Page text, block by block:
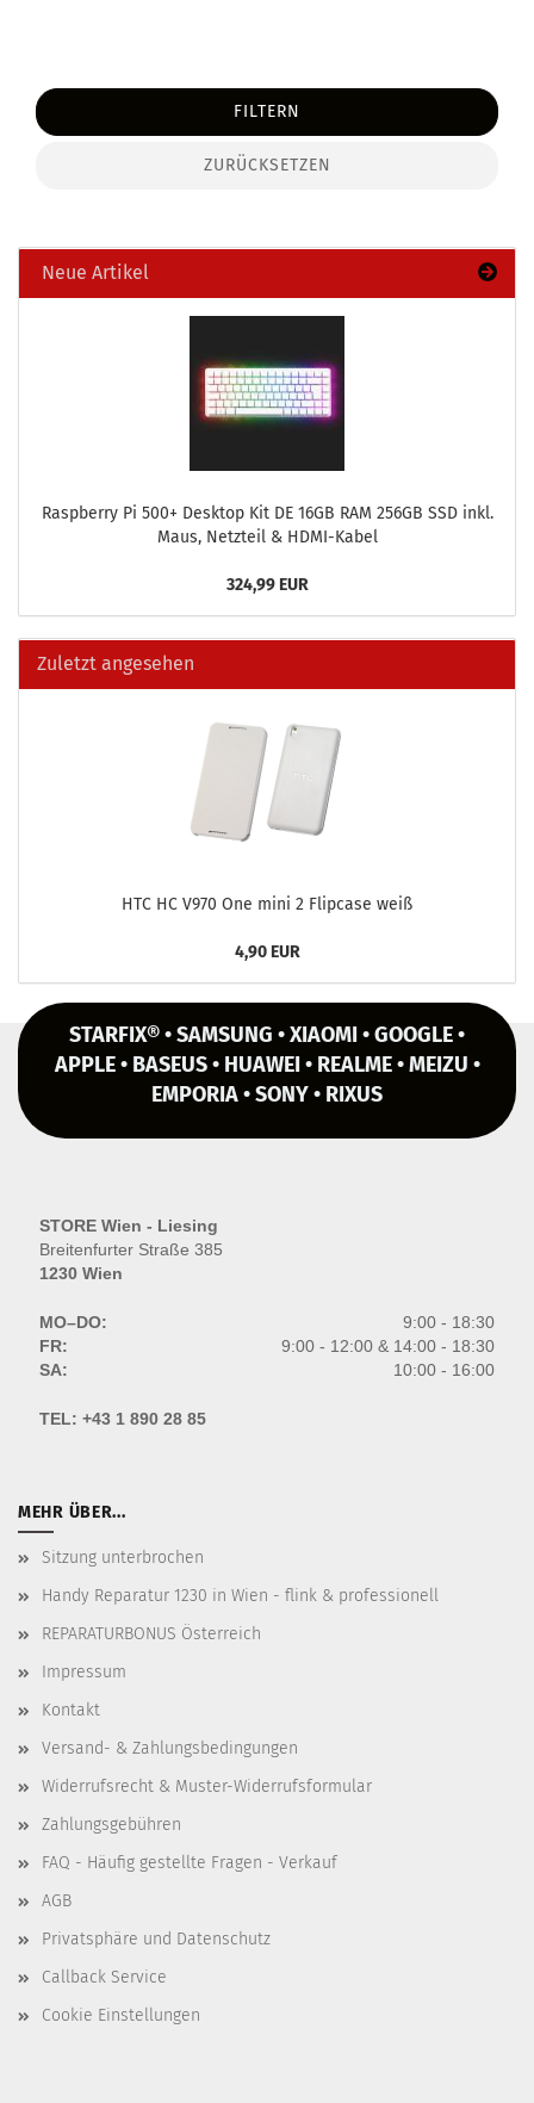
FILTERN
ZURÜCKSETZEN
Neue Artikel
Raspber­ry Pi 500+ Desk­top Kit DE 16GB RAM 256GB SSD inkl.
Maus, Netz­teil & HDMI-​Kabel
324,99 EUR
Zuletzt angesehen
HTC HC V970 One mini 2 Flip­ca­se weiß
4,90 EUR
STARFIX® • SAMSUNG • XIAOMI • GOOGLE •
APPLE • BASEUS • HUAWEI • REALME • MEIZU •
EMPORIA • SONY • RIXUS
STORE Wien - Liesing
Breitenfurter Straße 385
1230 Wien
MO–DO:
9:00 - 18:30
FR:
9:00 - 12:00 & 14:00 - 18:30
SA:
10:00 - 16:00
TEL: +43 1 890 28 85
MEHR ÜBER...
Sitzung unterbrochen
Handy Reparatur 1230 in Wien - flink & professionell
REPARATURBONUS Österreich
Impressum
Kontakt
Versand- & Zahlungsbedingungen
Widerrufsrecht & Muster-Widerrufsformular
Zahlungsgebühren
FAQ - Häufig gestellte Fragen - Verkauf
AGB
Privatsphäre und Datenschutz
Callback Service
Cookie Einstellungen